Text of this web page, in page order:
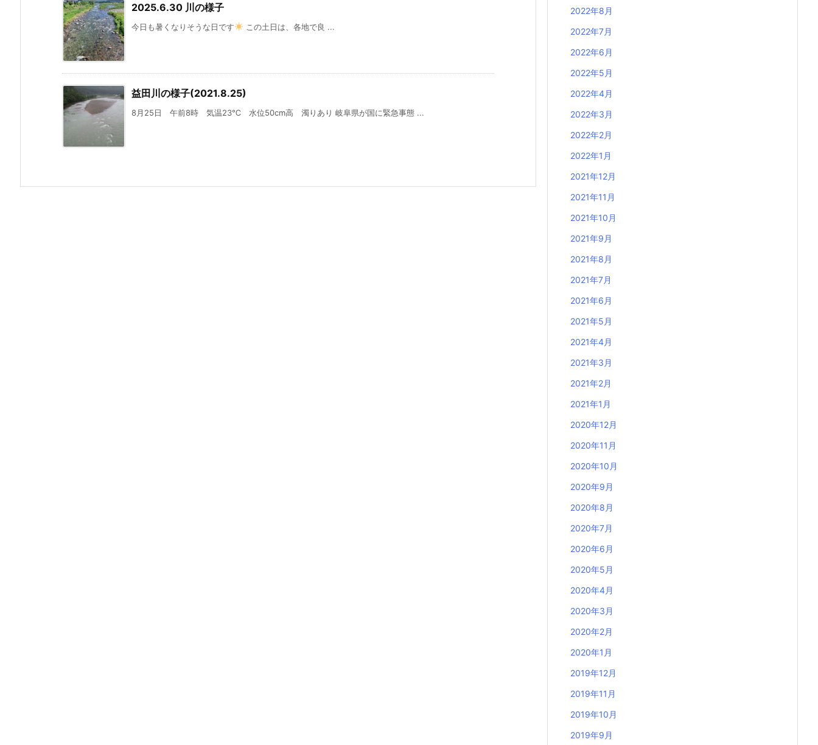
2025.6.30 川の様子
今日も暑くなりそうな日です この土日は、各地で良 ...
益田川の様子(2021.8.25)
8月25日 午前8時 気温23℃ 水位50cm高 濁りあり 岐阜県が国に緊急事態 ...
2022年8月
2022年7月
2022年6月
2022年5月
2022年4月
2022年3月
2022年2月
2022年1月
2021年12月
2021年11月
2021年10月
2021年9月
2021年8月
2021年7月
2021年6月
2021年5月
2021年4月
2021年3月
2021年2月
2021年1月
2020年12月
2020年11月
2020年10月
2020年9月
2020年8月
2020年7月
2020年6月
2020年5月
2020年4月
2020年3月
2020年2月
2020年1月
2019年12月
2019年11月
2019年10月
2019年9月